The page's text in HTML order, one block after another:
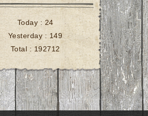
Today : 24
Yesterday : 149
Total : 192712